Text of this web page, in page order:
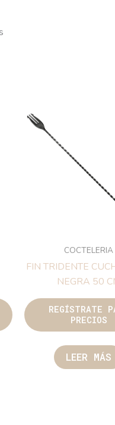
COCTELERIA
FIN TRIDENTE
NEGRA 50
REGÍSTRATE
PRECIOS
LEER MÁS